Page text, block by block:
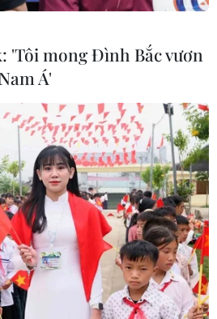
'Tôi mong Đình Bắc vươn
Á'